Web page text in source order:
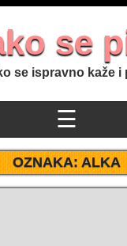
se
se ispravno kaže i
☰
OZNAKA:ALKA